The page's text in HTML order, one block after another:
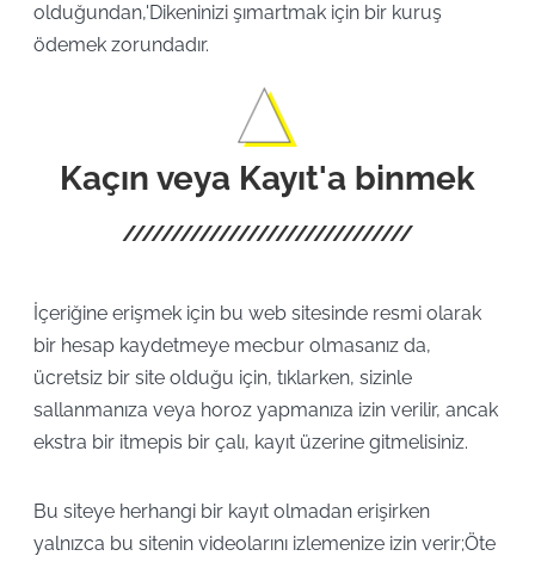
olduğundan,'Dikeninizi şımartmak için bir kuruş
ödemek zorundadır.
Kaçın veya Kayıt'a binmek
İçeriğine erişmek için bu web sitesinde resmi olarak
bir hesap kaydetmeye mecbur olmasanız da,
ücretsiz bir site olduğu için, tıklarken, sizinle
sallanmanıza veya horoz yapmanıza izin verilir, ancak
ekstra bir itmepis bir çalı, kayıt üzerine gitmelisiniz.
Bu siteye herhangi bir kayıt olmadan erişirken
yalnızca bu sitenin videolarını izlemenize izin verir;Öte